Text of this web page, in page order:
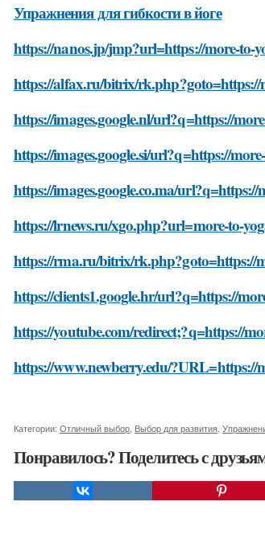
Упражнения для гибкости в йоге
https://nanos.jp/jmp?url=https://more-to-
https://alfax.ru/bitrix/rk.php?goto=https://
https://images.google.nl/url?q=https://
https://images.google.si/url?q=https://
https://images.google.co.ma/
https://lrnews.ru/xgo.php?url=more-to-
https://rma.ru/bitrix/rk.php?goto=https://
https://clients1.google.hr/url?q=https://
https://youtube.com/redirect;?q=https://
https://www.newberry.edu/?URL=https://
Категории: Отличный выбор Выбор для развития
Понравилось? Поделитесь с